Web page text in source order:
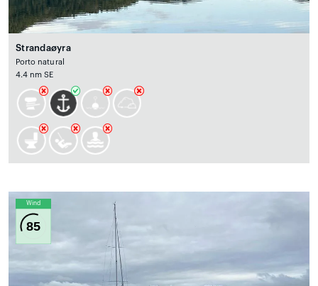
Strandaøyra
Porto natural
4.4 nm SE
Wind
85